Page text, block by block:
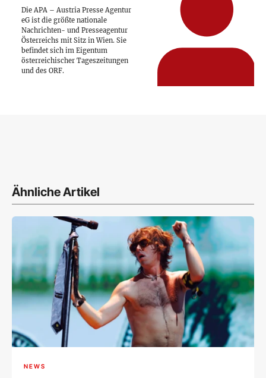
Die APA – Austria Presse Agentur
eG ist die größte nationale
Nachrichten- und Presseagentur
Österreichs mit Sitz in Wien. Sie
befindet sich im Eigentum
österreichischer Tageszeitungen
und des ORF.
Ähnliche Artikel
NEWS